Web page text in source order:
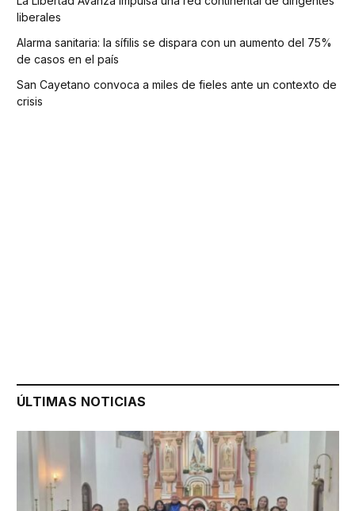
liberales
Alarma sanitaria: la sífilis se dispara con un aumento del 75%
de casos en el país
San Cayetano convoca a miles de fieles ante un contexto de
crisis
ÚLTIMAS NOTICIAS